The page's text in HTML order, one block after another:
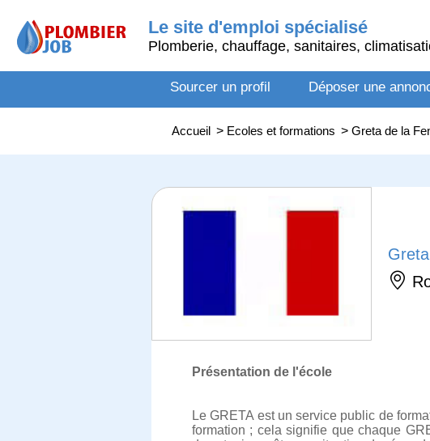
Le site d'emploi spécialisé
Plomberie, chauffage, sanitaires,
Sourcer un profil Déposer une
Accueil > Ecoles et formations > Greta de la
Présentation de l'école
Le GRETA est un service public de
formation ; cela signifie que chaque